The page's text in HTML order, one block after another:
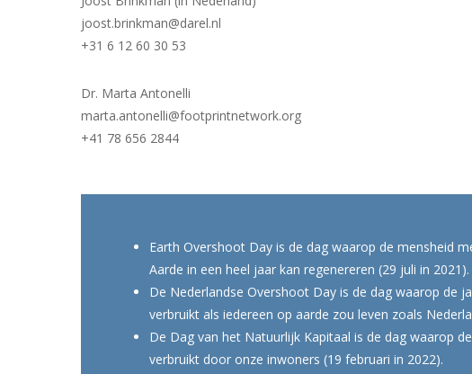
joost.brinkman@darel.nl
+31 6 12 60 30 53
Dr. Marta Antonelli
marta.antonelli@footprintnetwork.org
+41 78 656 2844
Earth Overshoot Day is de dag waarop de mensheid
Aarde in een heel jaar kan regenereren (29 juli in 2021).
De Nederlandse Overshoot Day is de dag waarop de
verbruikt als iedereen op aarde zou leven zoals
De Dag van het Natuurlijk Kapitaal is de dag waarop
verbruikt door onze inwoners (19 februari in 2022).